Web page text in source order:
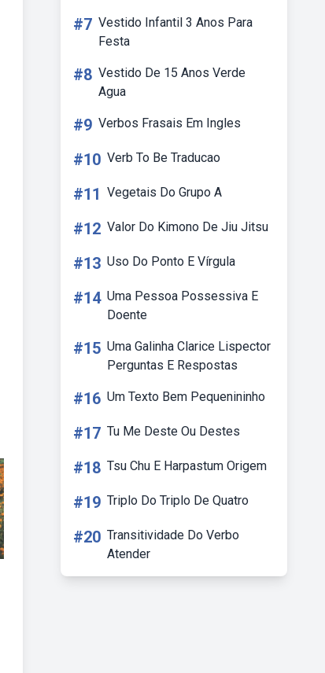
#7 Vestido Infantil 3 Anos Para
Festa
#8 Vestido De 15 Anos Verde
Agua
#9 Verbos Frasais Em Ingles
#10 Verb To Be Traducao
#11 Vegetais Do Grupo A
#12 Valor Do Kimono De Jiu Jitsu
#13 Uso Do Ponto E Vírgula
#14 Uma Pessoa Possessiva E
Doente
#15 Uma Galinha Clarice Lispector
Perguntas E Respostas
#16 Um Texto Bem Pequenininho
#17 Tu Me Deste Ou Destes
#18 Tsu Chu E Harpastum Origem
#19 Triplo Do Triplo De Quatro
#20 Transitividade Do Verbo
Atender